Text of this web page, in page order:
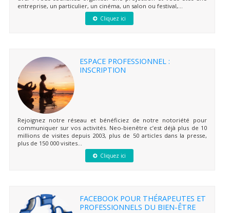
entreprise, un particulier, un cinéma, un salon ou festival,...
Cliquez ici
ESPACE PROFESSIONNEL :
INSCRIPTION
Rejoignez notre réseau et bénéficiez de notre notoriété pour
communiquer sur vos activités. Neo-bienêtre c’est déjà plus de 10
millions de visites depuis 2003, plus de 50 articles dans la presse,
plus de 150 000 visites...
Cliquez ici
FACEBOOK POUR THÉRAPEUTES ET
PROFESSIONNELS DU BIEN-ÊTRE